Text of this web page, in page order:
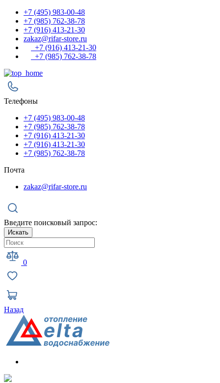
+7 (495) 983-00-48
+7 (985) 762-38-78
+7 (916) 413-21-30
zakaz@rifar-store.ru
+7 (916) 413-21-30
+7 (985) 762-38-78
Телефоны
+7 (495) 983-00-48
+7 (985) 762-38-78
+7 (916) 413-21-30
+7 (916) 413-21-30
+7 (985) 762-38-78
Почта
zakaz@rifar-store.ru
Введите поисковый запрос:
Искать
0
Назад